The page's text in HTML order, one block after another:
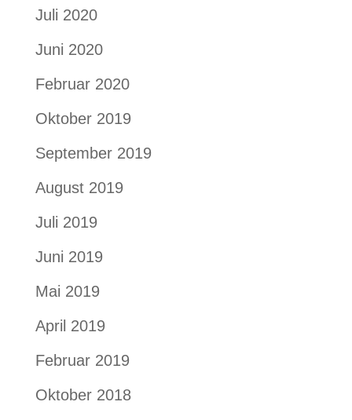
Juli 2020
Juni 2020
Februar 2020
Oktober 2019
September 2019
August 2019
Juli 2019
Juni 2019
Mai 2019
April 2019
Februar 2019
Oktober 2018